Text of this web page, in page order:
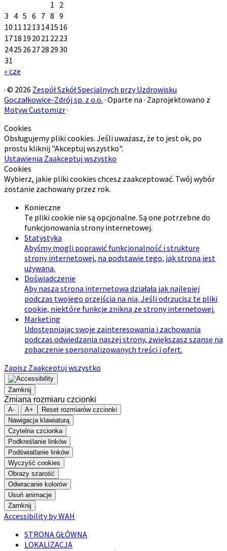
1 2
3 4 5 6 7 8 9
10 11 1213 1415 16
1718 19 20 21 2223
2425 26 2728 2930
31
« cze
· © 2026 Zespół Szkół Specjalnych przy Uzdrowisku
Goczałkowice-Zdrój sp. z o.o. · Oparte na · Zaprojektowano z
Motyw Customizr·
Cookies
Obsługujemy pliki cookies. Jeśli uważasz, że to jest ok, po
prostu kliknij "Akceptuj wszystko".
Ustawienia Zaakceptuj wszystko
Cookies
Wybierz, jakie pliki cookies chcesz zaakceptować. Twój wybór
zostanie zachowany przez rok.
Konieczne
Te pliki cookie nie są opcjonalne. Są one potrzebne do
funkcjonowania strony internetowej.
Statystyka
Abyśmy mogli poprawić funkcjonalność i strukturę
strony internetowej, na podstawie tego, jak strona jest
używana.
Doświadczenie
Aby nasza strona internetowa działała jak najlepiej
podczas twojego przejścia na nią. Jeśli odrzucisz te pliki
cookie, niektóre funkcje znikną ze strony internetowej.
Marketing
Udostępniając swoje zainteresowania i zachowania
podczas odwiedzania naszej strony, zwiększasz szansę na
zobaczenie spersonalizowanych treści i ofert.
Zapisz Zaakceptuj wszystko
Zamknij
Zmiana rozmiaru czcionki
A- A+
Reset rozmiarów czcionki
Nawigacja klawiaturą
Czytelna czcionka
Podkreślanie linków
Podświatlanie linków
Wyczyść cookies
Obrazy szarość
Odwracanie kolorów
Usuń animacje
Zamknij
Accessibility by WAH
STRONA GŁÓWNA
LOKALIZACJA